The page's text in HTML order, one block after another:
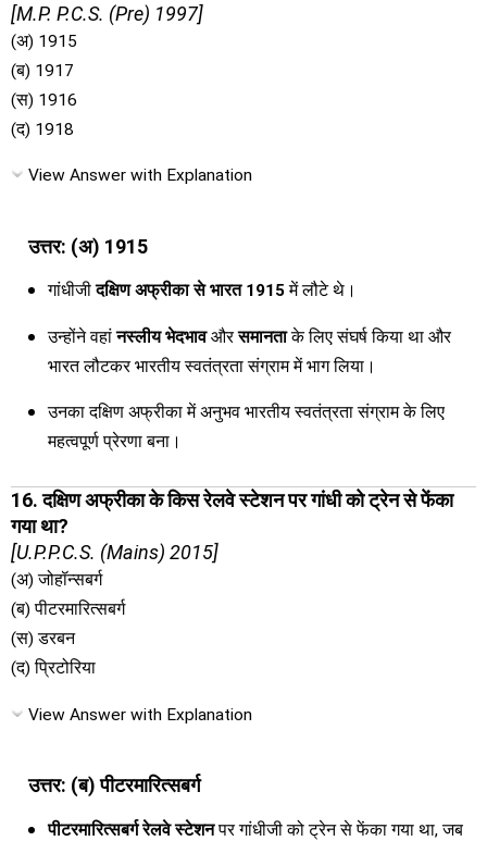
[M.P. P.C.S. (Pre) 1997]
(अ) 1915
(ब) 1917
(स) 1916
(द) 1918
View Answer with Explanation
उत्तर: (अ) 1915
गांधीजीदक्षिण अफ्रीका से भारत 1915में लौटे थे।
उन्होंने वहांनस्लीय भेदभावऔरसमानताके लिए संघर्ष किया था और
भारत लौटकर भारतीय स्वतंत्रता संग्राम में भाग लिया।
उनका दक्षिण अफ्रीका में अनुभव भारतीय स्वतंत्रता संग्राम के लिए
महत्वपूर्ण प्रेरणा बना।
16. दक्षिण अफ्रीका के किस रेलवे स्टेशन पर गांधी को ट्रेन से फेंका
गया था?
[U.P.P.C.S. (Mains) 2015]
(अ) जोहॉन्सबर्ग
(ब) पीटरमारित्सबर्ग
(स) डरबन
(द) प्रिटोरिया
View Answer with Explanation
उत्तर: (ब) पीटरमारित्सबर्ग
पीटरमारित्सबर्ग रेलवे स्टेशनपर गांधीजी को ट्रेन से फेंका गया था, जब